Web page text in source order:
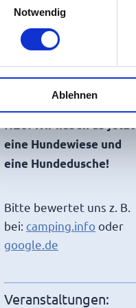
Notwendig
Ablehnen
Gastro:
01.10.26 - 31.10.26
Brötchen erhältlich).
NEU:Wir haben ab jetzt
eine Hundewiese und
eine Hundedusche!
Bitte bewertet uns z. B.
bei: camping.info oder
google.de
Veranstaltungen: